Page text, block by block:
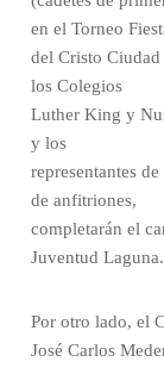
en el Torneo
del Cristo
los Colegios
Luther King y
y los
representantes
de anfitriones,
completarán el
Juventud Laguna.
Por otro lado, el
José Carlos